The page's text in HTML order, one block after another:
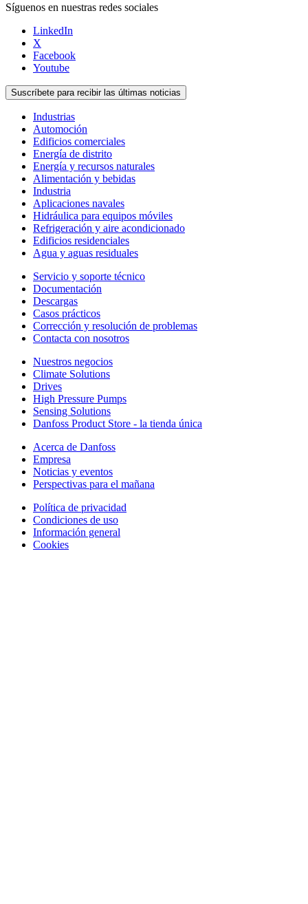
Síguenos en nuestras redes sociales
LinkedIn
X
Facebook
Youtube
Suscríbete para recibir las últimas noticias
Industrias
Automoción
Edificios comerciales
Energía de distrito
Energía y recursos naturales
Alimentación y bebidas
Industria
Aplicaciones navales
Hidráulica para equipos móviles
Refrigeración y aire acondicionado
Edificios residenciales
Agua y aguas residuales
Servicio y soporte técnico
Documentación
Descargas
Casos prácticos
Corrección y resolución de problemas
Contacta con nosotros
Nuestros negocios
Climate Solutions
Drives
High Pressure Pumps
Sensing Solutions
Danfoss Product Store - la tienda única
Acerca de Danfoss
Empresa
Noticias y eventos
Perspectivas para el mañana
Política de privacidad
Condiciones de uso
Información general
Cookies